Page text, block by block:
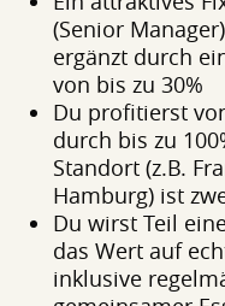
(Senior
ergänzt durch
von bis zu 30%
Du profitierst
durch bis zu
Standort (z.B.
Hamburg) ist
Du wirst Teil
das Wert auf
inklusive